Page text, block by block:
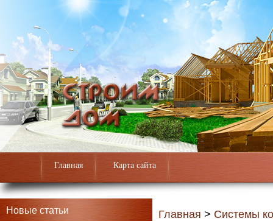
Главная Карта сайта
Новые статьи Главная > Системы